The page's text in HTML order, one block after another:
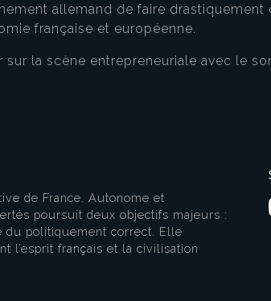
allemand de faire drastiquement
française et européenne.
la scène entrepreneuriale avec le
de France. Autonome et
poursuit deux objectifs majeurs :
du politiquement correct. Elle
l’esprit français et la civilisation